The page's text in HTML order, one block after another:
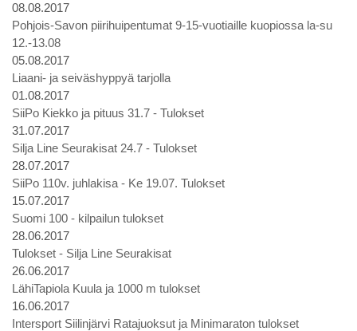
08.08.2017
Pohjois-Savon piirihuipentumat 9-15-vuotiaille kuopiossa la-su
12.-13.08
05.08.2017
Liaani- ja seiväshyppyä tarjolla
01.08.2017
SiiPo Kiekko ja pituus 31.7 - Tulokset
31.07.2017
Silja Line Seurakisat 24.7 - Tulokset
28.07.2017
SiiPo 110v. juhlakisa - Ke 19.07. Tulokset
15.07.2017
Suomi 100 - kilpailun tulokset
28.06.2017
Tulokset - Silja Line Seurakisat
26.06.2017
LähiTapiola Kuula ja 1000 m tulokset
16.06.2017
Intersport Siilinjärvi Ratajuoksut ja Minimaraton tulokset